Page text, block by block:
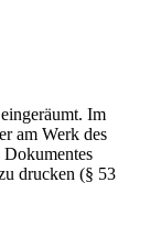
Im
am Werk des
drucken (§ 53